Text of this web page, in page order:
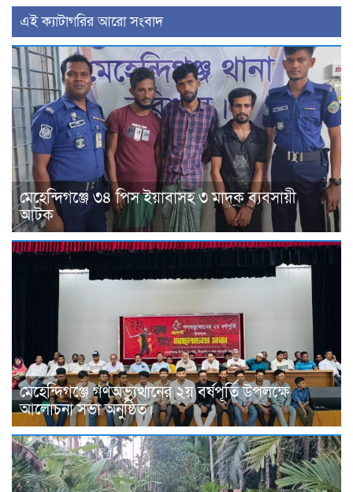
‍এই ক্যাটাগরির ‍আরো সংবাদ
মেহেন্দিগঞ্জে ৩৪ পিস ইয়াবাসহ ৩ মাদক ব্যবসায়ী
আটক
মেহেন্দিগঞ্জে গণঅভ্যুত্থানের ২য় বর্ষপূর্তি উপলক্ষে
আলোচনা সভা অনুষ্ঠিত।